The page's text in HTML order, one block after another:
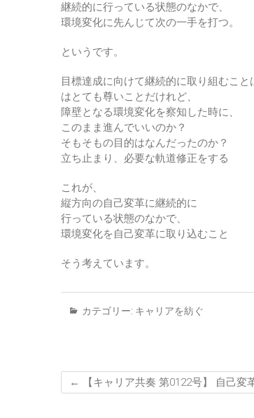
継続的に行っている状態のなかで、
環境変化に先んじて次の一手を打つ。
というです。
目標達成に向けて継続的に取り組むこと
はとても尊いことだけれど、
障壁となる環境変化を察知した時に、
このまま進んでいいのか？
そもそもの目的はなんだったのか？
立ち止まり、必要な軌道修正をする
これが、
縦方向の自己変革に継続的に
行っている状態のなかで、
環境変化を自己変革に取り込むこと
そう考えています。
カテゴリー: キャリアを紡ぐ
← 【キャリア共奏 第0122号】 自己